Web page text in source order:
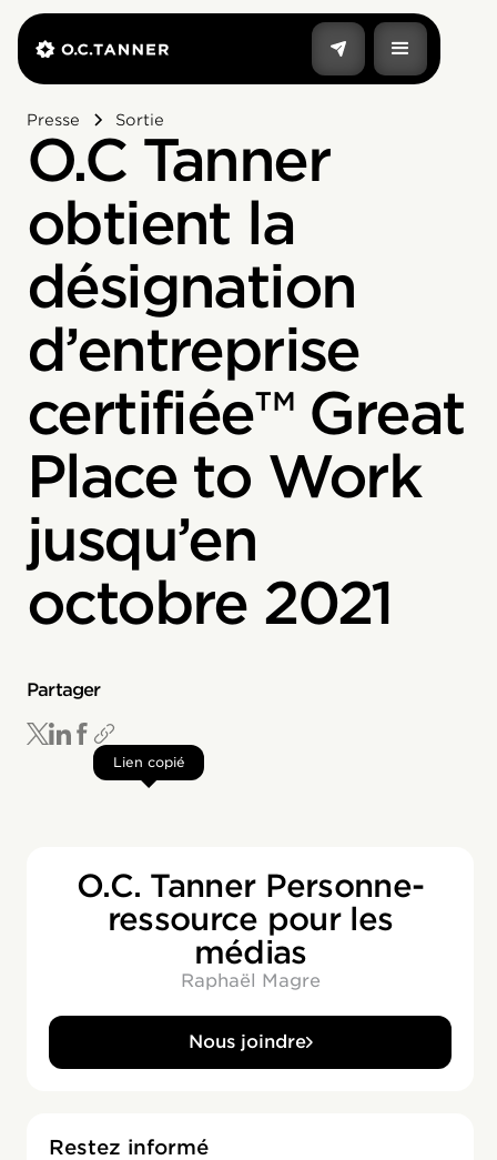
Presse Sortie
O.C Tanner
obtient la
désignation
d’entreprise
certifiée™ Great
Place to Work
jusqu’en
octobre 2021
Partager
Lien copié
O.C. Tanner Personne-
ressource pour les
médias
Raphaël Magre
Nous joindre
Restez informé